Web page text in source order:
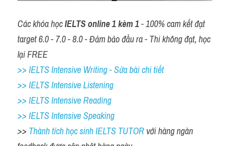
Các khóa học IELTS online 1 kèm 1 - 100% cam kết đạt
target 6.0 - 7.0 - 8.0 - Đảm bảo đầu ra - Thi không đạt, học
lại FREE
>> IELTS Intensive Writing - Sửa bài chi tiết
>> IELTS Intensive Listening
>> IELTS Intensive Reading
>> IELTS Intensive Speaking
>> Thành tích học sinh IELTS TUTOR với hàng ngàn